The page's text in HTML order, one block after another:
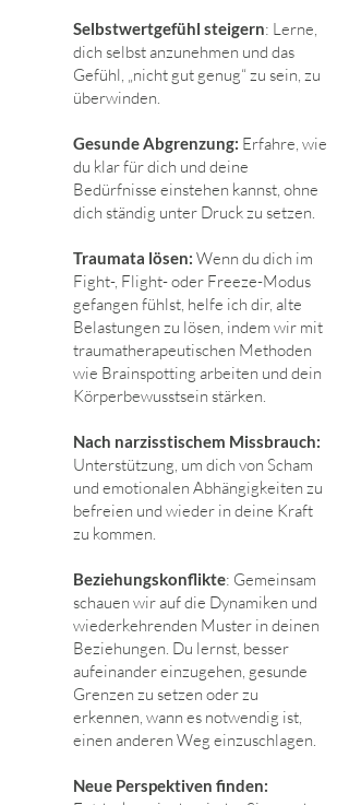
Selbstwertgefühl steigern: Lerne,
dich selbst anzunehmen und das
Gefühl, „nicht gut genug“ zu sein, zu
überwinden.
Gesunde Abgrenzung: Erfahre, wie
du klar für dich und deine
Bedürfnisse einstehen kannst, ohne
dich ständig unter Druck zu setzen.
Traumata lösen: Wenn du dich im
Fight-, Flight- oder Freeze-Modus
gefangen fühlst, helfe ich dir, alte
Belastungen zu lösen, indem wir mit
traumatherapeutischen Methoden
wie Brainspotting arbeiten und dein
Körperbewusstsein stärken.
Nach narzisstischem Missbrauch:
Unterstützung, um dich von Scham
und emotionalen Abhängigkeiten zu
befreien und wieder in deine Kraft
zu kommen.
Beziehungskonflikte: Gemeinsam
schauen wir auf die Dynamiken und
wiederkehrenden Muster in deinen
Beziehungen. Du lernst, besser
aufeinander einzugehen, gesunde
Grenzen zu setzen oder zu
erkennen, wann es notwendig ist,
einen anderen Weg einzuschlagen.
Neue Perspektiven finden: